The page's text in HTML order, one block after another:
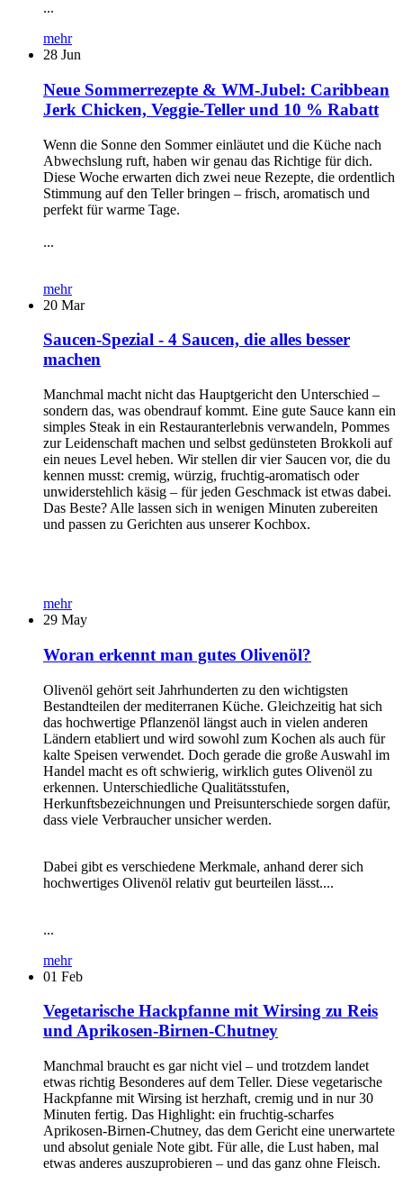
...
mehr
28 Jun
Neue Sommerrezepte & WM-Jubel: Caribbean
Jerk Chicken, Veggie-Teller und 10 % Rabatt
Wenn die Sonne den Sommer einläutet und die Küche nach
Abwechslung ruft, haben wir genau das Richtige für dich.
Diese Woche erwarten dich zwei neue Rezepte, die ordentlich
Stimmung auf den Teller bringen – frisch, aromatisch und
perfekt für warme Tage.
...
mehr
20 Mar
Saucen-Spezial - 4 Saucen, die alles besser
machen
Manchmal macht nicht das Hauptgericht den Unterschied –
sondern das, was obendrauf kommt. Eine gute Sauce kann ein
simples Steak in ein Restauranterlebnis verwandeln, Pommes
zur Leidenschaft machen und selbst gedünsteten Brokkoli auf
ein neues Level heben. Wir stellen dir vier Saucen vor, die du
kennen musst: cremig, würzig, fruchtig-aromatisch oder
unwiderstehlich käsig – für jeden Geschmack ist etwas dabei.
Das Beste? Alle lassen sich in wenigen Minuten zubereiten
und passen zu Gerichten aus unserer Kochbox.
mehr
29 May
Woran erkennt man gutes Olivenöl?
Olivenöl gehört seit Jahrhunderten zu den wichtigsten
Bestandteilen der mediterranen Küche. Gleichzeitig hat sich
das hochwertige Pflanzenöl längst auch in vielen anderen
Ländern etabliert und wird sowohl zum Kochen als auch für
kalte Speisen verwendet. Doch gerade die große Auswahl im
Handel macht es oft schwierig, wirklich gutes Olivenöl zu
erkennen. Unterschiedliche Qualitätsstufen,
Herkunftsbezeichnungen und Preisunterschiede sorgen dafür,
dass viele Verbraucher unsicher werden.
Dabei gibt es verschiedene Merkmale, anhand derer sich
hochwertiges Olivenöl relativ gut beurteilen lässt....
...
mehr
01 Feb
Vegetarische Hackpfanne mit Wirsing zu Reis
und Aprikosen-Birnen-Chutney
Manchmal braucht es gar nicht viel – und trotzdem landet
etwas richtig Besonderes auf dem Teller. Diese vegetarische
Hackpfanne mit Wirsing ist herzhaft, cremig und in nur 30
Minuten fertig. Das Highlight: ein fruchtig-scharfes
Aprikosen-Birnen-Chutney, das dem Gericht eine unerwartete
und absolut geniale Note gibt. Für alle, die Lust haben, mal
etwas anderes auszuprobieren – und das ganz ohne Fleisch.